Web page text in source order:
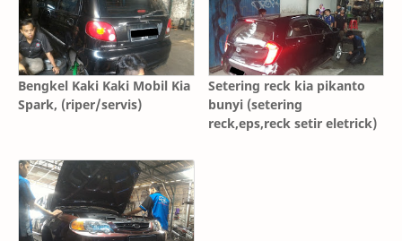
Bengkel Kaki Kaki Mobil Kia
Spark, (riper/servis)
Setering reck kia pikanto
bunyi (setering
reck,eps,reck setir eletrick)